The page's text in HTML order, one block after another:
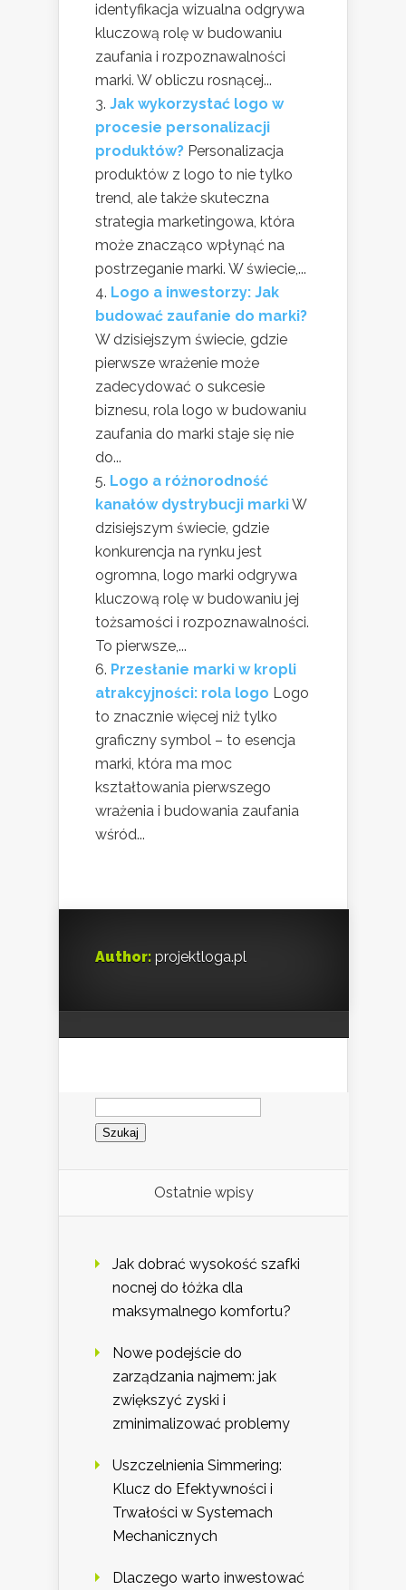
identyfikacja wizualna odgrywa
kluczową rolę w budowaniu
zaufania i rozpoznawalności
marki. W obliczu rosnącej...
Jak wykorzystać logo w
procesie personalizacji
produktów? Personalizacja
produktów z logo to nie tylko
trend, ale także skuteczna
strategia marketingowa, która
może znacząco wpłynąć na
postrzeganie marki. W świecie,...
Logo a inwestorzy: Jak
budować zaufanie do marki?
W dzisiejszym świecie, gdzie
pierwsze wrażenie może
zadecydować o sukcesie
biznesu, rola logo w budowaniu
zaufania do marki staje się nie
do...
Logo a różnorodność
kanałów dystrybucji markiW
dzisiejszym świecie, gdzie
konkurencja na rynku jest
ogromna, logo marki odgrywa
kluczową rolę w budowaniu jej
tożsamości i rozpoznawalności.
To pierwsze,...
Przesłanie marki w kropli
atrakcyjności: rola logo Logo
to znacznie więcej niż tylko
graficzny symbol – to esencja
marki, która ma moc
kształtowania pierwszego
wrażenia i budowania zaufania
wśród...
Author: projektloga.pl
Szukaj:
Ostatnie wpisy
Jak dobrać wysokość szafki
nocnej do łóżka dla
maksymalnego komfortu?
Nowe podejście do
zarządzania najmem: jak
zwiększyć zyski i
zminimalizować problemy
Uszczelnienia Simmering:
Klucz do Efektywności i
Trwałości w Systemach
Mechanicznych
Dlaczego warto inwestować